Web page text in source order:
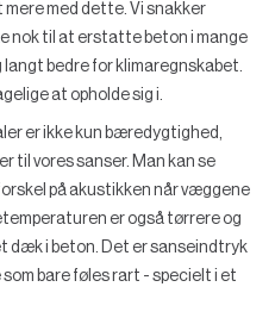
med dette. Vi snakker
nok til at erstatte beton i mange
bedre for klimaregnskabet.
at opholde sig i.
er ikke kun bæredygtighed,
til vores sanser. Man kan se
på akustikken når væggene
er også tørrere og
dæk i beton. Det er sanseindtryk
bare føles rart - specielt i et